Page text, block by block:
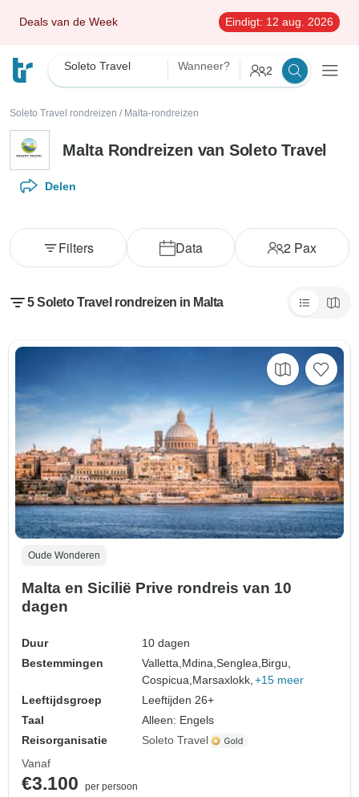
Deals van de Week Eindigt: 12 aug. 2026
Soleto Travel Wanneer? 2
Soleto Travel rondreizen / Malta-rondreizen
Malta Rondreizen van Soleto Travel
Delen
Data 2 Pax
Filters
5 Soleto Travel rondreizen in Malta
Oude Wonderen
Malta en Sicilië Prive rondreis van 10
dagen
Duur
10 dagen
Bestemmingen
Valletta, Mdina,Senglea, Birgu,
Cospicua, Marsaxlokk, +15 meer
Leeftijdsgroep
Leeftijden 26+
Taal
Alleen: Engels
Reisorganisatie
Soleto Travel
Vanaf
€3.100
per persoon